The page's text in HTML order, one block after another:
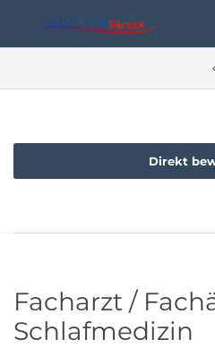
Direkt
Facharzt /
Schlafmedizin